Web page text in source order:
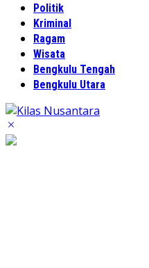
Politik
Kriminal
Ragam
Wisata
Bengkulu Tengah
Bengkulu Utara